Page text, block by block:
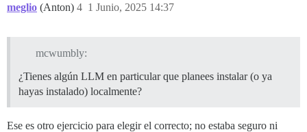
meglio (Anton) 1 Junio, 2025 14:37
4
mcwumbly:
¿Tienes algún LLM en particular que planees instalar (o ya
hayas instalado) localmente?
Ese es otro ejercicio para elegir el correcto; no estaba seguro ni